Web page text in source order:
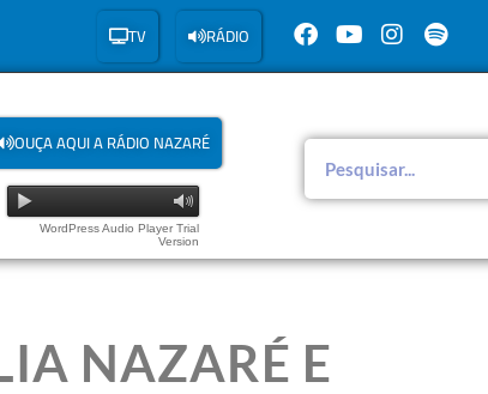
TV RÁDIO
OUÇA AQUI A RÁDIO NAZARÉ
WordPress Audio Player Trial
Version
NAZARÉ E